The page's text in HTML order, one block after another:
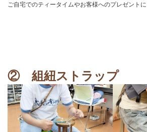
ご自宅でのティータイムやお客様へのプレゼントに
② 組紐ストラップ